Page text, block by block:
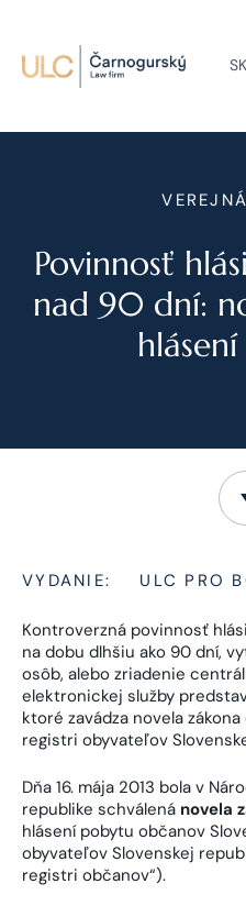
SK
Povinnosť
nad 90 dní:
VYDANIE: ULC PRO
Kontroverzná povinnosť
na dobu dlhšiu ako 90 dní,
osôb, alebo zriadenie
elektronickej služby
ktoré zavádza novela
registri obyvateľov
Dňa 16. mája 2013 bola v
republike schválená novela
hlásení pobytu občanov
obyvateľov Slovenskej
registri občanov“).